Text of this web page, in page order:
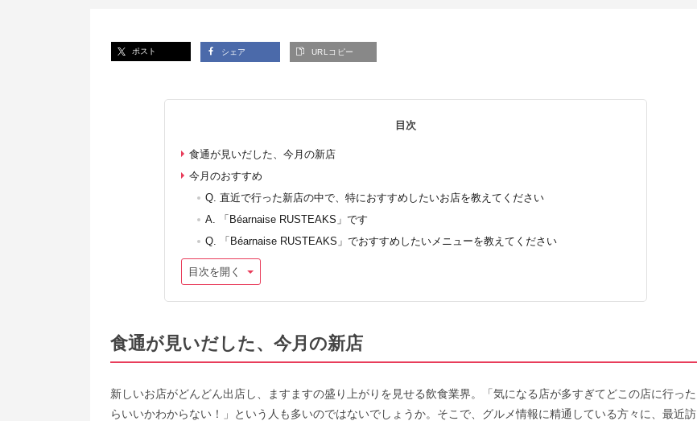
ポスト シェア URLコピー
目次
食通が見いだした、今月の新店
今月のおすすめ
Q. 直近で行った新店の中で、特におすすめしたいお店を教えてください
A. 「Béarnaise RUSTEAKS」です
Q. 「Béarnaise RUSTEAKS」でおすすめしたいメニューを教えてください
目次を開く
食通が見いだした、今月の新店
新しいお店がどんどん出店し、ますますの盛り上がりを見せる飲食業界。「気になる店が多すぎてどこの店に行った
らいいかわからない！」という人も多いのではないでしょうか。そこで、グルメ情報に精通している方々に、最近訪